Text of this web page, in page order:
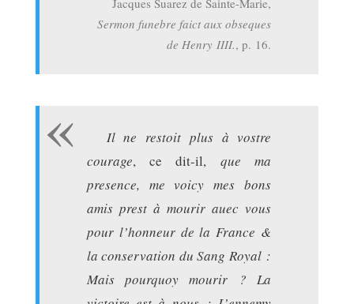
Jacques Suarez de Sainte-Marie,
Sermon funebre faict aux obseques
de Henry IIII., p. 16.
Il ne restoit plus à vostre
courage, ce dit-il, que ma
presence, me voicy mes bons
amis prest à mourir auec vous
pour l’honneur de la France &
la conservation du Sang Royal :
Mais pourquoy mourir ? La